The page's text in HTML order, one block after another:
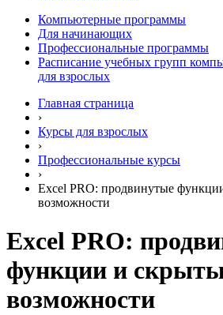
Компьютерные программы
Для начинающих
Профессиональные программы
Расписание учебных групп
для взрослых
Главная страница
›
Курсы для взрослых
›
Профессиональные курсы
›
Excel PRO: продвинутые
возможности
Excel PRO:
функции и
возможности